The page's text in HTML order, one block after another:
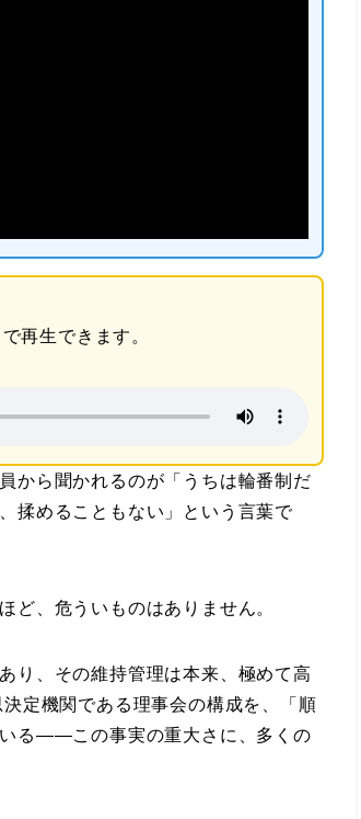
再生できます。
から聞かれるのが「うちは輪番制だ
揉めることもない」という言葉で
ど、危ういものはありません。
り、その維持管理は本来、極めて高
定機関である理事会の構成を、「順
る――この事実の重大さに、多くの